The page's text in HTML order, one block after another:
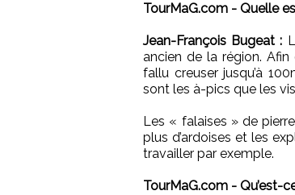
TourMaG.com - Quelle
Jean-François Bugeat :
ancien de la région.
fallu creuser jusqu’à
sont les à-pics que les
Les « falaises » de
plus d’ardoises et les
travailler par exemple.
TourMaG.com - Qu’est-